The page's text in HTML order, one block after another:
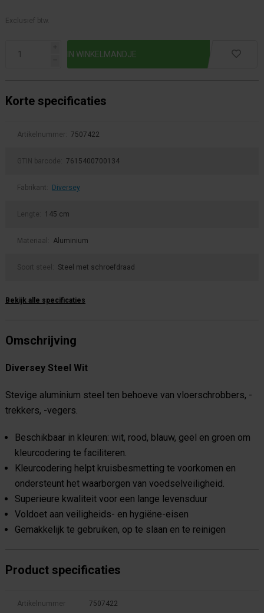
Exclusief btw.
i
h
Korte specificaties
Artikelnummer: 7507422
GTIN barcode: 7615400700134
Fabrikant: Diversey
Lengte: 145 cm
Materiaal: Aluminium
Soort steel: Steel met schroefdraad
Bekijk alle specificaties
Omschrijving
Diversey Steel Wit
Stevige aluminium steel ten behoeve van vloerschrobbers, -
trekkers, -vegers.
Beschikbaar in kleuren: wit, rood, blauw, geel en groen om
kleurcodering te faciliteren.
Kleurcodering helpt kruisbesmetting te voorkomen en
ondersteunt het waarborgen van voedselveiligheid.
Superieure kwaliteit voor een lange levensduur
Voldoet aan veiligheids- en hygiëne-eisen
Gemakkelijk te gebruiken, op te slaan en te reinigen
Product specificaties
Artikelnummer 7507422